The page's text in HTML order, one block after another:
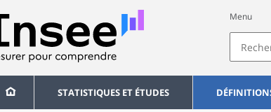
Menu
STATISTIQUES ET ÉTUDES